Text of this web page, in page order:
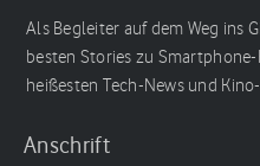
Als Begleiter auf dem Weg ins
besten Stories zu
heißesten Tech-News und
Anschrift